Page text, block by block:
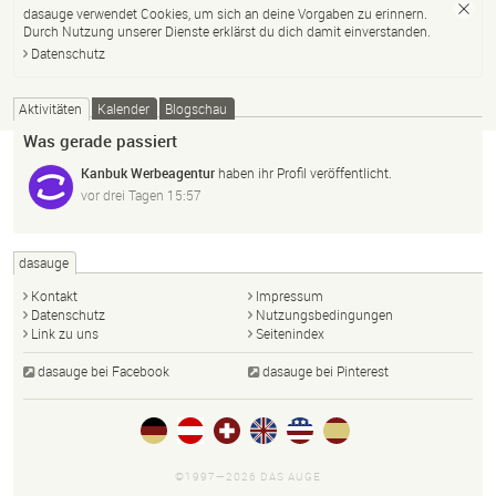
dasauge verwendet Cookies, um sich an deine Vorgaben zu erinnern.
Durch Nutzung unserer Dienste erklärst du dich damit einverstanden.
Datenschutz
Aktivitäten Kalender Blogschau
Was gerade passiert
Kanbuk Werbeagentur haben ihr Profil veröffentlicht.
vor drei Tagen 15:57
dasauge
Kontakt
Impressum
Datenschutz
Nutzungsbedingungen
Link zu uns
Seitenindex
dasauge bei Facebook dasauge bei Pinterest
©1997—2026 DAS AUGE